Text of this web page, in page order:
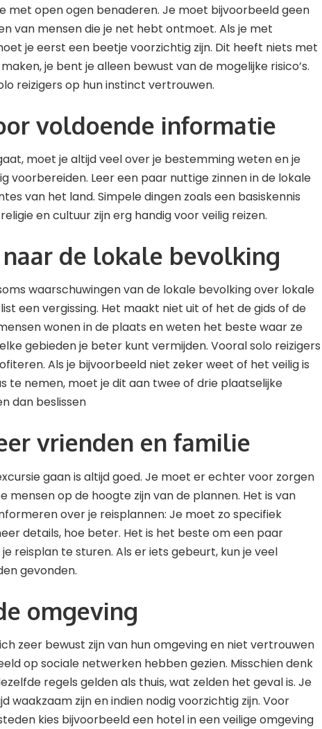
met open ogen benaderen. Je moet bijvoorbeeld geen
van mensen die je net hebt ontmoet. Als je met
je eerst een beetje voorzichtig zijn. Dit heeft niets met
je bent je alleen bewust van de mogelijke risico’s.
reizigers op hun instinct vertrouwen.
voldoende informatie
moet je altijd veel over je bestemming weten en je
voorbereiden. Leer een ​​paar nuttige zinnen in de lokale
van het land. Simpele dingen zoals een basiskennis
en cultuur zijn erg handig voor veilig reizen.
de lokale bevolking
waarschuwingen van de lokale bevolking over lokale
een vergissing. Het maakt niet uit of het de gids of de
wonen in de plaats en weten het beste waar ze
gebieden je beter kunt vermijden. Vooral solo reizigers
Als je bijvoorbeeld niet zeker weet of het veilig is
te nemen, moet je dit aan twee of drie plaatselijke
dan beslissen
vrienden en familie
gaan is altijd goed. Je moet er echter voor zorgen
mensen op de hoogte zijn van de plannen. Het is van
over je reisplannen: Je moet zo specifiek
details, hoe beter. Het is het beste om een ​​paar
reisplan te sturen. Als er iets gebeurt, kun je veel
gevonden.
omgeving
zeer bewust zijn van hun omgeving en niet vertrouwen
op sociale netwerken hebben gezien. Misschien denk
regels gelden als thuis, wat zelden het geval is. Je
waakzaam zijn en indien nodig voorzichtig zijn. Voor
kies bijvoorbeeld een hotel in een veilige omgeving